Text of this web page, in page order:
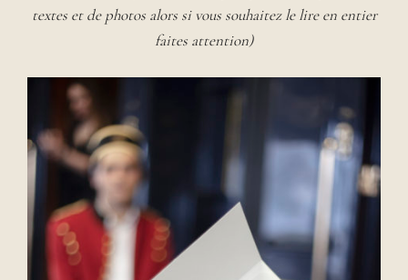
textes et de photos alors si vous souhaitez le lire en entier
faites attention)